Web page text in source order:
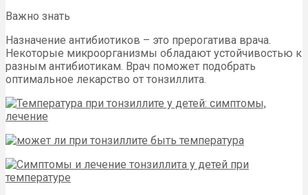
Важно знать
Назначение антибиотиков – это прерогатива врача.
Некоторые микроорганизмы обладают устойчивостью к
разным антибиотикам. Врач поможет подобрать
оптимальное лекарство от тонзиллита.